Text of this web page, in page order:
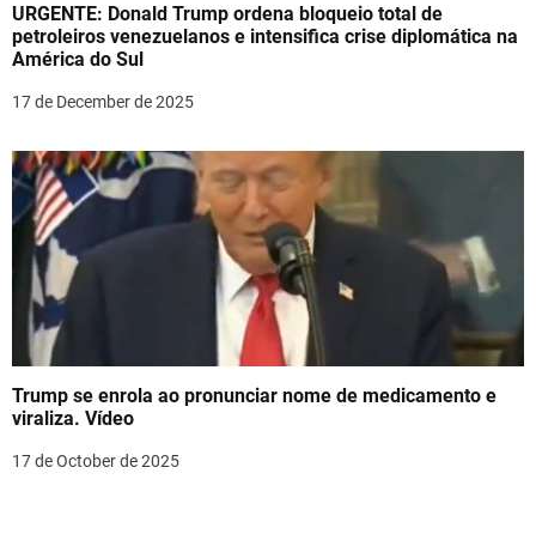
URGENTE: Donald Trump ordena bloqueio total de
petroleiros venezuelanos e intensifica crise diplomática na
América do Sul
17 de December de 2025
Trump se enrola ao pronunciar nome de medicamento e
viraliza. Vídeo
17 de October de 2025